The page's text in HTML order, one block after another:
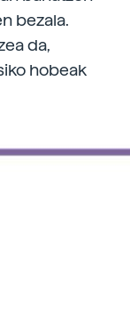
bezala.
da,
hobeak